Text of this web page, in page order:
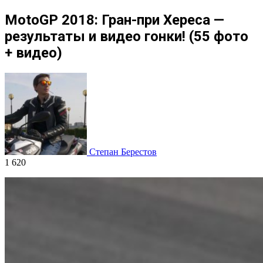
MotoGP 2018: Гран-при Хереса —
результаты и видео гонки! (55 фото
+ видео)
Степан Берестов
1 620